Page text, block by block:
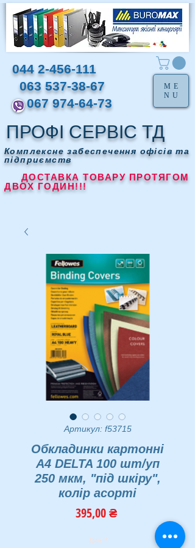
ПРОФІ СЕРВІС ТД
Комплексне забеспечення офісів та
підприємств
ДОСТАВКА ТОВАРУ ПРОТЯГОМ
ДВОХ ГОДИН!!!
044 2-456-111
063 537-38-67
067 974-64-73
ME
NU
Артикул: f53715
Обкладинки картонні
А4 DELTA 100 шт/уп
250 мкм, "під шкіру",
колір асорті
395,00 ₴Ціна
Тип *